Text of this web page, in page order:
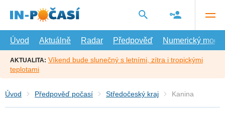
hlavní
Úvod
Aktuálně Radar Předpověď Numerický model
AKTUALITA: Víkend bude slunečný s letními, zítra i tropickými
teplotami
Úvod Předpověď počasí Středočeský kraj Kanina